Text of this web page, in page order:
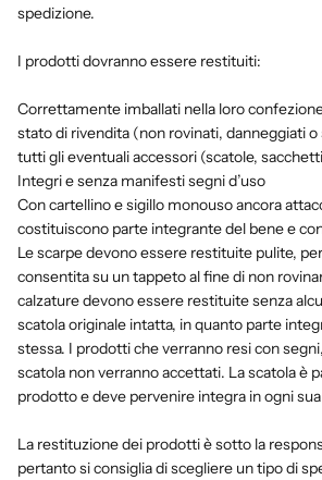
spedizione.
I prodotti dovranno essere restituiti:
Correttamente imballati nella loro
stato di rivendita (non rovinati, danneggiati
tutti gli eventuali accessori (scatole,
Integri e senza manifesti segni d’uso
Con cartellino e sigillo monouso ancora
costituiscono parte integrante del bene e
Le scarpe devono essere restituite pulite,
consentita su un tappeto al fine di non
calzature devono essere restituite senza
scatola originale intatta, in quanto parte
stessa. I prodotti che verranno resi con
scatola non verranno accettati. La scatola è
prodotto e deve pervenire integra in ogni
La restituzione dei prodotti è sotto la
pertanto si consiglia di scegliere un tipo di